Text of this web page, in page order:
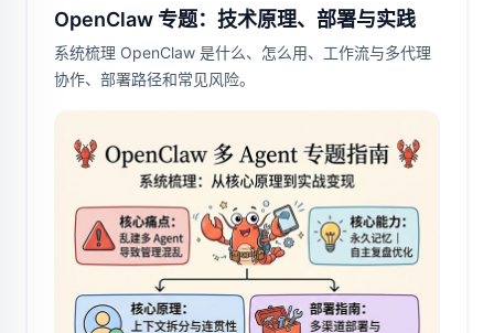
OpenClaw 专题：技术原理、部署与实践
系统梳理 OpenClaw 是什么、怎么用、工作流与多代理
协作、部署路径和常见风险。